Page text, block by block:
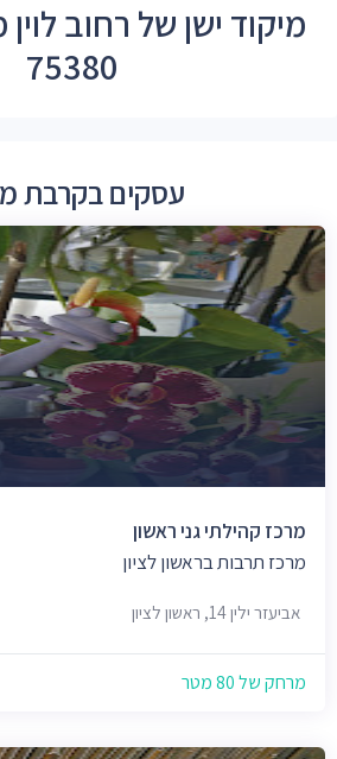
מיקוד ישן של רחוב
75380
עסקים בקרבת
מרכז קהילתי גני ראשון
מרכז תרבות בראשון לציון
אביעזר ילין 14, ראשון לציון
מרחק של 80 מטר